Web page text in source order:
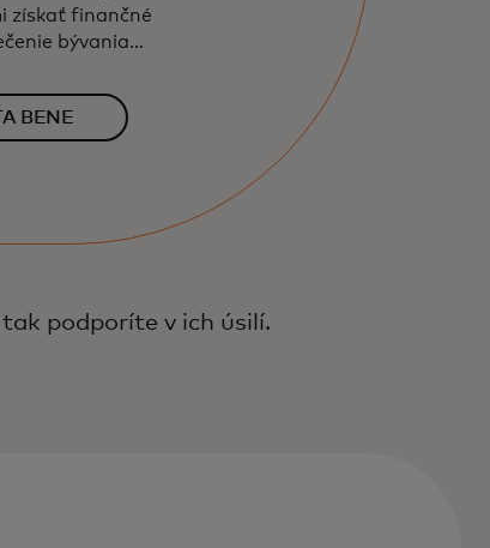
získať finančné
bývania
BENE
podporíte v ich úsilí.